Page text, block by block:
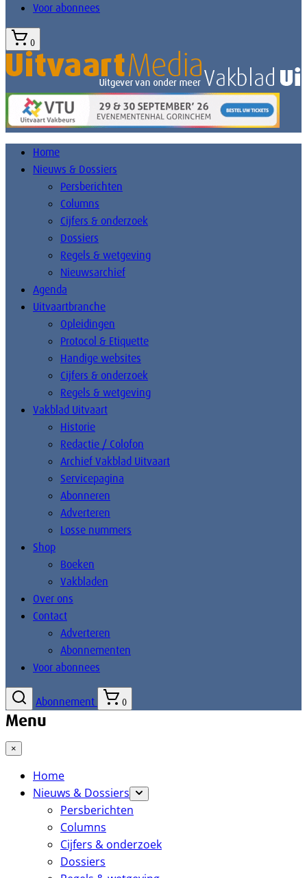
Voor abonnees
0
Home
Nieuws & Dossiers
Persberichten
Columns
Cijfers & onderzoek
Dossiers
Regels & wetgeving
Nieuwsarchief
Agenda
Uitvaartbranche
Opleidingen
Protocol & Etiquette
Handige websites
Cijfers & onderzoek
Regels & wetgeving
Vakblad Uitvaart
Historie
Redactie / Colofon
Archief Vakblad Uitvaart
Servicepagina
Abonneren
Adverteren
Losse nummers
Shop
Boeken
Vakbladen
Over ons
Contact
Adverteren
Abonnementen
Voor abonnees
Abonnement 0
Menu
×
Home
Nieuws & Dossiers
Persberichten
Columns
Cijfers & onderzoek
Dossiers